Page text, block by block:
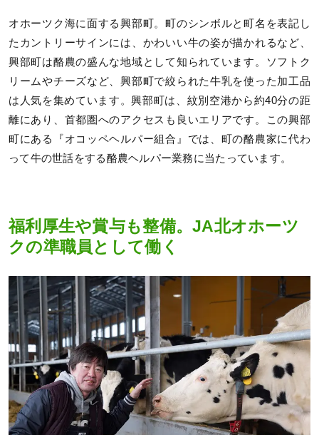
オホーツク海に面する興部町。町のシンボルと町名を表記し
たカントリーサインには、かわいい牛の姿が描かれるなど、
興部町は酪農の盛んな地域として知られています。ソフトク
リームやチーズなど、興部町で絞られた牛乳を使った加工品
は人気を集めています。興部町は、紋別空港から約40分の距
離にあり、首都圏へのアクセスも良いエリアです。この興部
町にある『オコッペヘルパー組合』では、町の酪農家に代わ
って牛の世話をする酪農ヘルパー業務に当たっています。
福利厚生や賞与も整備。JA北オホーツ
クの準職員として働く